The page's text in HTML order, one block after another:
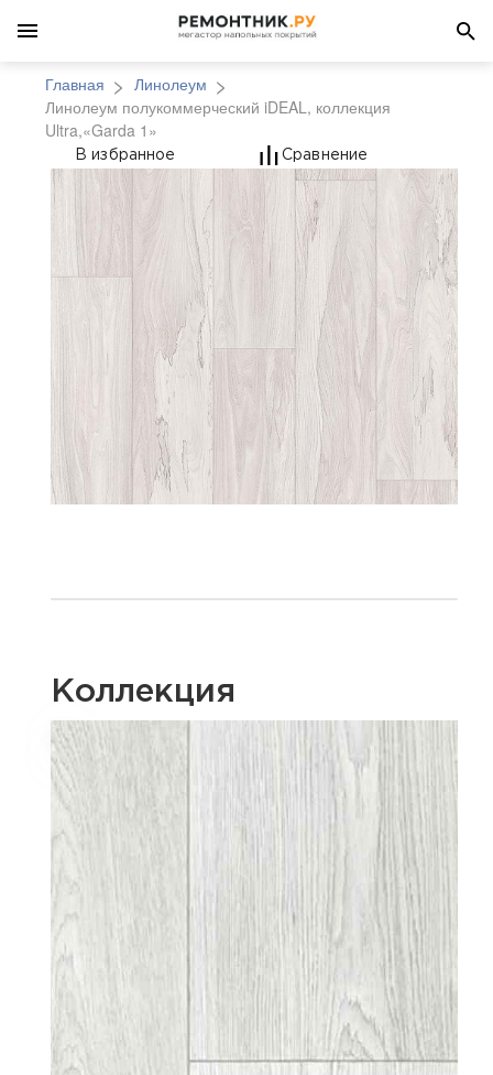
Главная
Линолеум
Линолеум полукоммерческий iDEAL, коллекция
Ultra,«Garda 1»
Линолеум
В избранное Сравнение
Коллекция